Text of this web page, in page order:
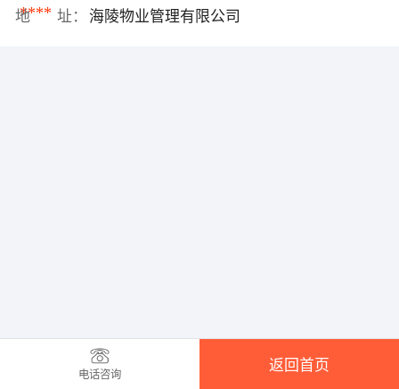
****
地 址： 海陵物业管理有限公司
电话咨询
返回首页